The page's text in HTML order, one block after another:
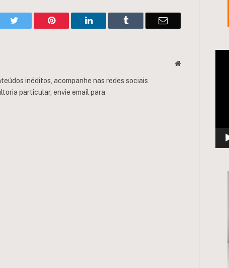
Twitter Pinterest LinkedIn Tumblr Email
Website
inéditos, acompanhe nas redes sociais
particular, envie email para